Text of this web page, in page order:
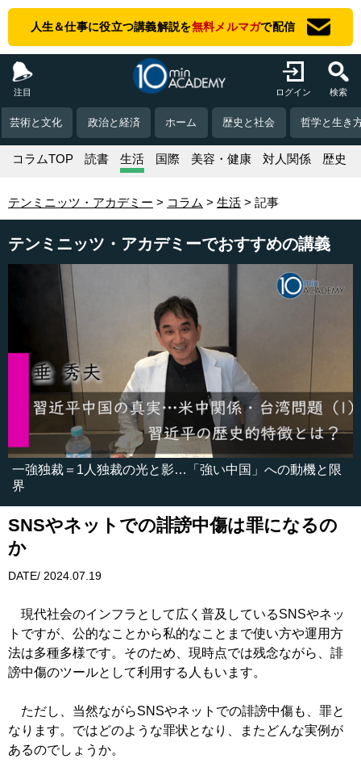
人生＆仕事に役立つ講義解説を無料メルマガで配信
注目 ログイン 検索
芸術と文化 政治と経済 ホーム 歴史と社会 哲学と生き
コラムTOP 読書 生活 国際 美容・健康 対人関係 歴史
テンミニッツ・アカデミー コラム 生活 記事
テンミニッツ・アカデミーでおすすめの講義
一強独裁＝1人独裁の光と影…「強い中国」への動機と限
界
SNSやネットでの誹謗中傷は罪になるの
か
DATE/ 2024.07.19
現代社会のインフラとして広く普及しているSNSやネッ
トですが、公的なことから私的なことまで使い方や運用方
法は多種多様です。そのため、現時点では残念ながら、誹
謗中傷のツールとして利用する人もいます。
ただし、当然ながらSNSやネットでの誹謗中傷も、罪と
なります。ではどのような罪状となり、またどんな実例が
あるのでしょうか。